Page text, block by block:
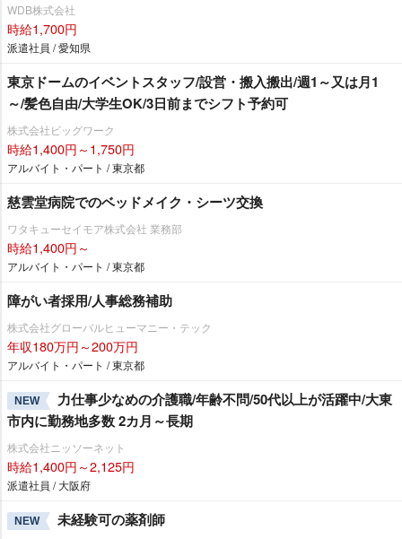
WDB株式会社
時給1,700円
派遣社員 / 愛知県
東京ドームのイベントスタッフ/設営・搬入搬出/週1～又は月1
～/髪色自由/大学生OK/3日前までシフト予約可
株式会社ビッグワーク
時給1,400円～1,750円
アルバイト・パート / 東京都
慈雲堂病院でのベッドメイク・シーツ交換
ワタキューセイモア株式会社 業務部
時給1,400円～
アルバイト・パート / 東京都
障がい者採用/人事総務補助
株式会社グローバルヒューマニー・テック
年収180万円～200万円
アルバイト・パート / 東京都
NEW
力仕事少なめの介護職/年齢不問/50代以上が活躍中/大東
市内に勤務地多数 2カ月～長期
株式会社ニッソーネット
時給1,400円～2,125円
派遣社員 / 大阪府
NEW 未経験可の薬剤師